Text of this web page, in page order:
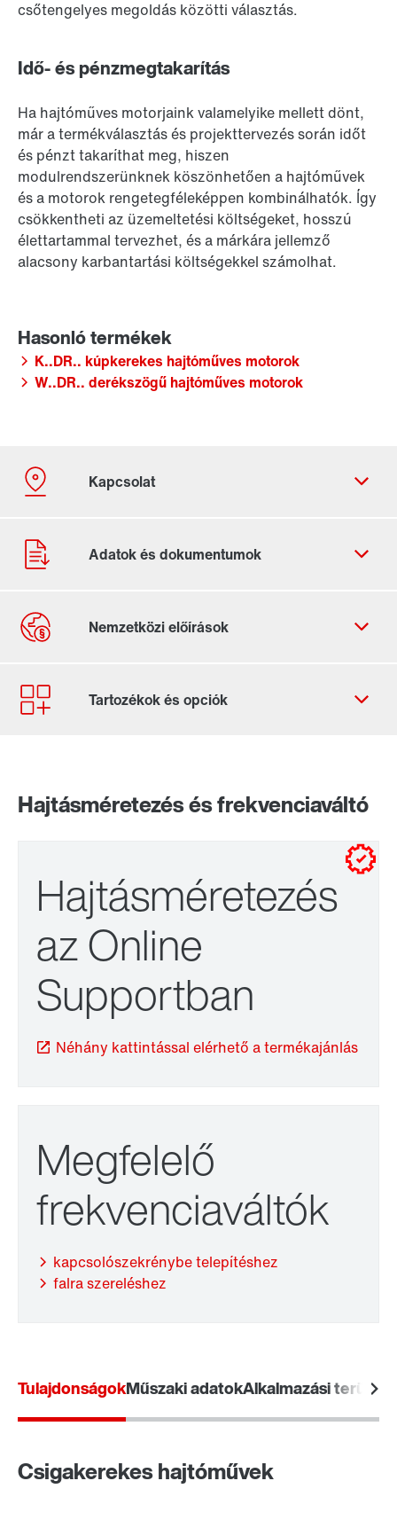
csőtengelyes megoldás közötti választás.
Idő- és pénzmegtakarítás
Ha hajtóműves motorjaink valamelyike mellett dönt,
már a termékválasztás és projekttervezés során időt
és pénzt takaríthat meg, hiszen
modulrendszerünknek köszönhetően a hajtóművek
és a motorok rengetegféleképpen kombinálhatók. Így
csökkentheti az üzemeltetési költségeket, hosszú
élettartammal tervezhet, és a márkára jellemző
alacsony karbantartási költségekkel számolhat.
K..DR.. kúpkerekes hajtóműves motorok
W..DR.. derékszögű hajtóműves motorok
Kapcsolatfelvételi űrlap
Világszerte elérhető helyszínek
TorqLOC® kapcsolóhüvely
Hajtásméretezés és frekvenciaváltó
Hajtásméretezés
az Online
Supportban
Néhány kattintással elérhető a termékajánlás
Megfelelő
frekvenciaváltók
kapcsolószekrénybe telepítéshez
falra szereléshez
TulajdonságokMűszaki adatokAlkalmazási
Csigakerekes hajtóművek